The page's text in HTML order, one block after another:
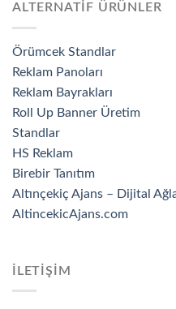
ALTERNATİF ÜRÜNLER
Örümcek Standlar
Reklam Panoları
Reklam Bayrakları
Roll Up Banner Üretim
Standlar
HS Reklam
Birebir Tanıtım
Altınçekiç Ajans – Dijital
AltincekicAjans.com
İLETİŞİM